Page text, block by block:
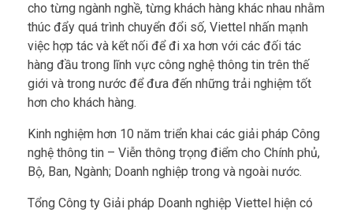
cho từng ngành nghề, từng khách hàng khác nhau nhằm
thúc đẩy quá trình chuyển đổi số, Viettel nhấn mạnh
việc hợp tác và kết nối để đi xa hơn với các đối tác
hàng đầu trong lĩnh vực công nghệ thông tin trên thế
giới và trong nước để đưa đến những trải nghiệm tốt
hơn cho khách hàng.
Kinh nghiệm hơn 10 năm triển khai các giải pháp Công
nghệ thông tin – Viễn thông trọng điểm cho Chính phủ,
Bộ, Ban, Ngành; Doanh nghiệp trong và ngoài nước.
Tổng Công ty Giải pháp Doanh nghiệp Viettel hiện có